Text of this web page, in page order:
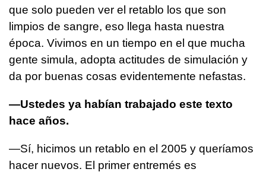
que solo pueden ver el retablo los que son
limpios de sangre, eso llega hasta nuestra
época. Vivimos en un tiempo en el que mucha
gente simula, adopta actitudes de simulación y
da por buenas cosas evidentemente nefastas.
—Ustedes ya habían trabajado este texto
hace años.
—Sí, hicimos un retablo en el 2005 y queríamos
hacer nuevos. El primer entremés es